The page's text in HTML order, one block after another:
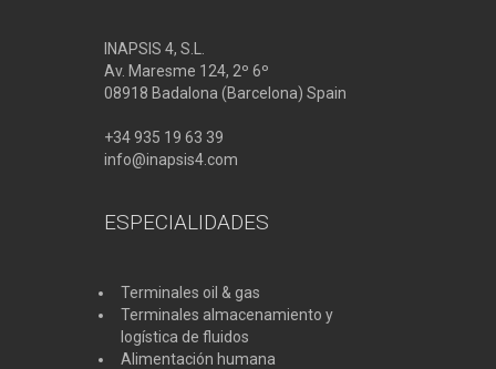
INAPSIS 4, S.L.
Av. Maresme 124, 2º 6º
08918 Badalona (Barcelona) Spain
+34 935 19 63 39
info@inapsis4.com
ESPECIALIDADES
Terminales oil & gas
Terminales almacenamiento y
logística de fluidos
Alimentación humana